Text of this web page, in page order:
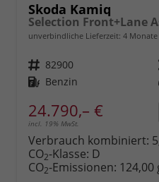
Skoda Kamiq
unverbindliche Lieferzeit: 4 Monate
Fahrzeugnr. 82900
Kraftstoff Benzin
24.790,– €
incl. 19% MwSt.
Verbrauch kombiniert:
CO2-Klasse: D
CO2-Emissionen: 124,00